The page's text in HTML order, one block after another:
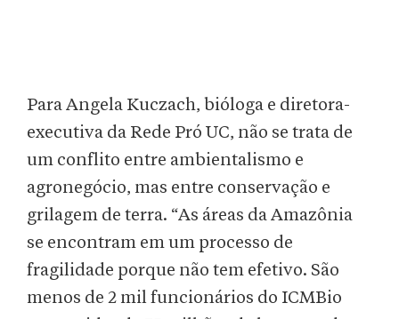
Para Angela Kuczach, bióloga e diretora-
executiva da Rede Pró UC, não se trata de
um conflito entre ambientalismo e
agronegócio, mas entre conservação e
grilagem de terra. “As áreas da Amazônia
se encontram em um processo de
fragilidade porque não tem efetivo. São
menos de 2 mil funcionários do ICMBio